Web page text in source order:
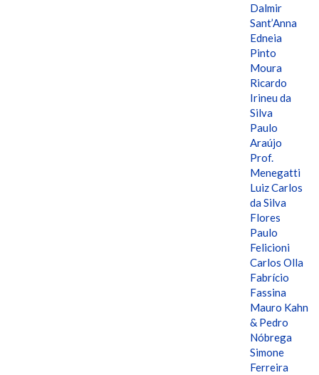
Dalmir
Sant’Anna
Edneia
Pinto
Moura
Ricardo
Irineu da
Silva
Paulo
Araújo
Prof.
Menegatti
Luiz Carlos
da Silva
Flores
Paulo
Felicioni
Carlos Olla
Fabrício
Fassina
Mauro Kahn
& Pedro
Nóbrega
Simone
Ferreira